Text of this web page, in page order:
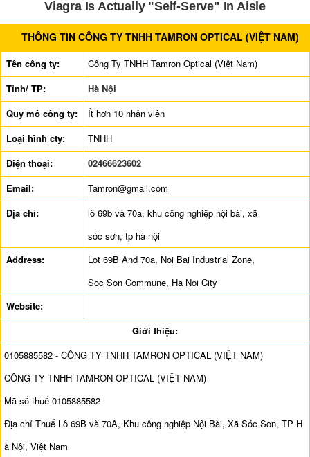
THÔNG TIN CÔNG TY TNHH TAMRON OPTICAL (VIỆT NAM)
Tên công ty:
Công Ty TNHH Tamron Optical (Việt Nam)
Tỉnh/ TP:
Hà Nội
Quy mô công ty:
Ít hơn 10 nhân viên
Loại hình cty:
TNHH
Điện thoại:
02466623602
Email:
Tamron@gmail.com
Địa chỉ:
lô 69b và 70a, khu công nghiệp nội bài, xã
sóc sơn, tp hà nội
Address:
Lot 69B And 70a, Noi Bai Industrial Zone,
Soc Son Commune, Ha Noi City
Website:
Giới thiệu:
0105885582 - CÔNG TY TNHH TAMRON OPTICAL (VIỆT NAM)
CÔNG TY TNHH TAMRON OPTICAL (VIỆT NAM)
Mã số thuế 0105885582
Địa chỉ Thuế Lô 69B và 70A, Khu công nghiệp Nội Bài, Xã Sóc Sơn, TP H
à Nội, Việt Nam